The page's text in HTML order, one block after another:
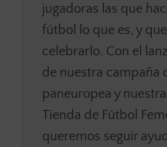
jugadoras las que
fútbol lo que es, y
celebrarlo. Con el
de nuestra campaña
paneuropea y
Tienda de Fútbol
queremos seguir